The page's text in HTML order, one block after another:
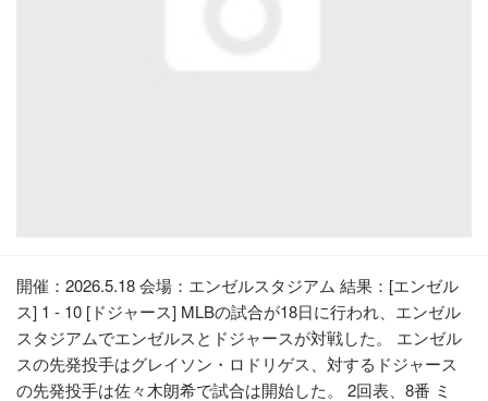
開催：2026.5.18 会場：エンゼルスタジアム 結果：[エンゼル
ス] 1 - 10 [ドジャース] MLBの試合が18日に行われ、エンゼル
スタジアムでエンゼルスとドジャースが対戦した。 エンゼル
スの先発投手はグレイソン・ロドリゲス、対するドジャース
の先発投手は佐々木朗希で試合は開始した。 2回表、8番 ミ